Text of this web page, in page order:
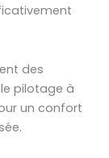
des
pilotage à
un confort